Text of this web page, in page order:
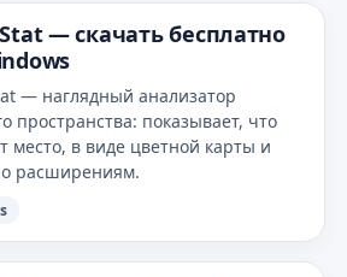
— скачать бесплатно
— наглядный анализатор
пространства: показывает, что
место, в виде цветной карты и
расширениям.